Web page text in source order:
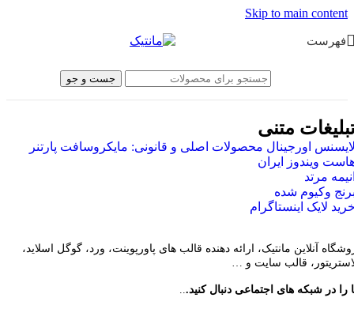
Skip to main content
فهرست
جست و جو
متنی
اورجینال محصولات اصلی و قانونی: مایکروسافت پارتنر
ویندوز ایران
مرتد
وکیوم شده
لایک اینستاگرام
آنلاین مانتیک، ارائه دهنده قالب های پاورپوینت، ورد، گوگل اسلاید،
قالب سایت و …
را در شبکه های اجتماعی دنبال کنید...